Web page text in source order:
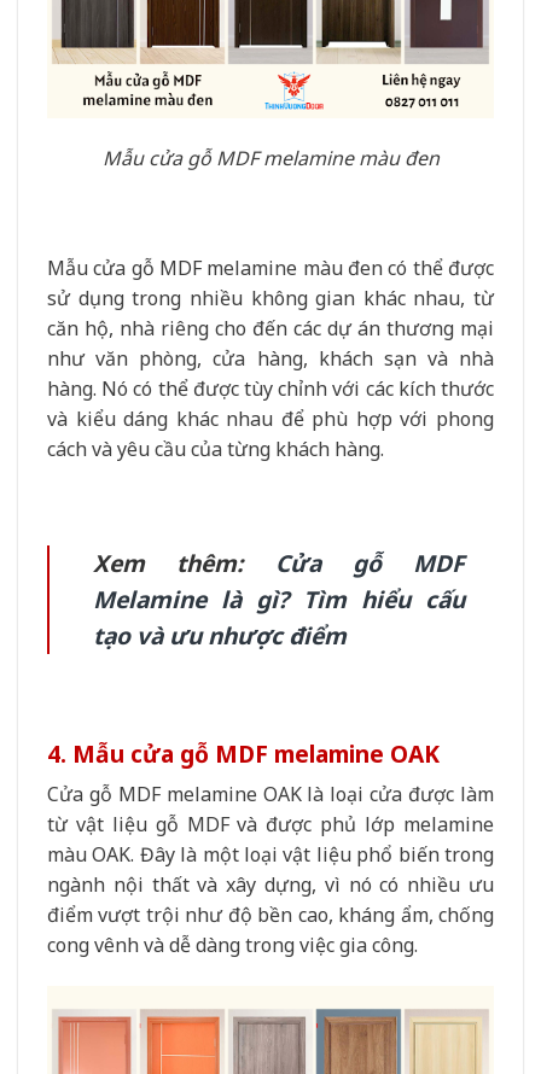
Mẫu cửa gỗ MDF melamine màu đen
Mẫu cửa gỗ MDF melamine màu đen có thể được
sử dụng trong nhiều không gian khác nhau, từ
căn hộ, nhà riêng cho đến các dự án thương mại
như văn phòng, cửa hàng, khách sạn và nhà
hàng. Nó có thể được tùy chỉnh với các kích thước
và kiểu dáng khác nhau để phù hợp với phong
cách và yêu cầu của từng khách hàng.
Xem thêm: Cửa gỗ MDF
Melamine là gì? Tìm hiểu cấu
tạo và ưu nhược điểm
4. Mẫu cửa gỗ MDF melamine OAK
Cửa gỗ MDF melamine OAK là loại cửa được làm
từ vật liệu gỗ MDF và được phủ lớp melamine
màu OAK. Đây là một loại vật liệu phổ biến trong
ngành nội thất và xây dựng, vì nó có nhiều ưu
điểm vượt trội như độ bền cao, kháng ẩm, chống
cong vênh và dễ dàng trong việc gia công.